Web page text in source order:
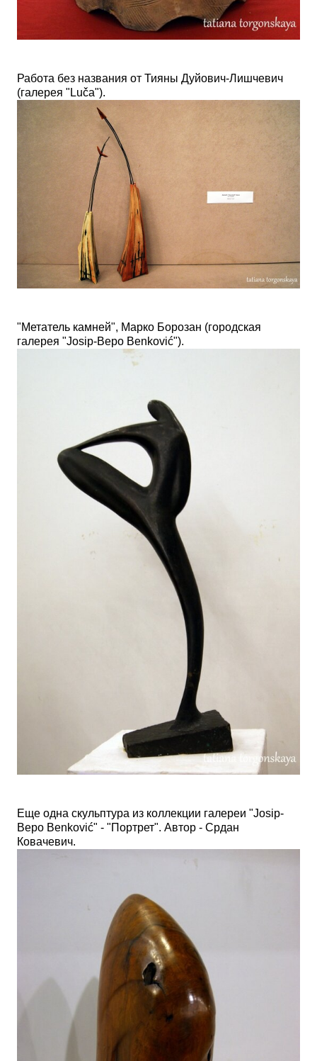
Работа без названия от Тияны Дуйович-Лишчевич
(галерея " Luča").
"Метатель камней", Марко Борозан (городская
галерея "Josip-Bepo Benković").
Еще одна скульптура из коллекции галереи "Josip-
Bepo Benković" - "Портрет". Автор - Срдан
Ковачевич.